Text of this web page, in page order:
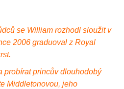
se William rozhodl sloužit v
2006 graduoval z Royal
probírat princův dlouhodobý
Middletonovou, jeho